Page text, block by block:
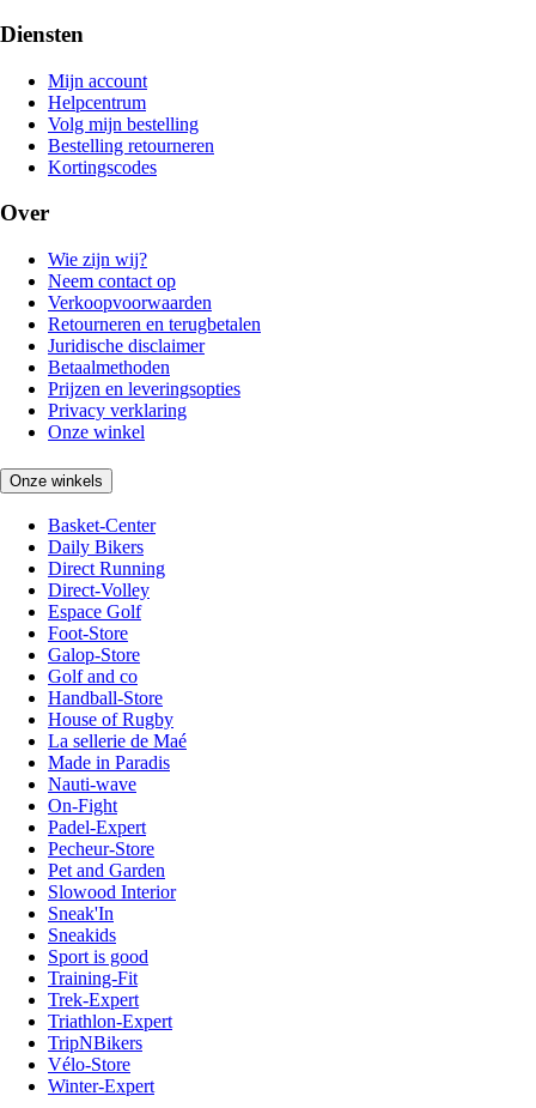
Diensten
Mijn account
Helpcentrum
Volg mijn bestelling
Bestelling retourneren
Kortingscodes
Over
Wie zijn wij?
Neem contact op
Verkoopvoorwaarden
Retourneren en terugbetalen
Juridische disclaimer
Betaalmethoden
Prijzen en leveringsopties
Privacy verklaring
Onze winkel
Onze winkels
Basket-Center
Daily Bikers
Direct Running
Direct-Volley
Espace Golf
Foot-Store
Galop-Store
Golf and co
Handball-Store
House of Rugby
La sellerie de Maé
Made in Paradis
Nauti-wave
On-Fight
Padel-Expert
Pecheur-Store
Pet and Garden
Slowood Interior
Sneak'In
Sneakids
Sport is good
Training-Fit
Trek-Expert
Triathlon-Expert
TripNBikers
Vélo-Store
Winter-Expert